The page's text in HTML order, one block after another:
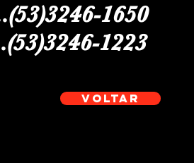
1650
1223
Voltar